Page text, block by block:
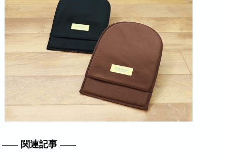
関連記事